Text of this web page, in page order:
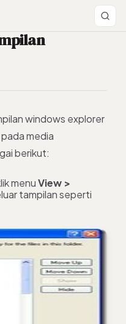
windows explorer
media
berikut:
menuView >
tampilan seperti